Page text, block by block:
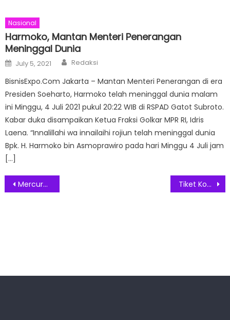
Nasional
Harmoko, Mantan Menteri Penerangan
Meninggal Dunia
Posted
on
July 5, 2021 Author
Redaksi
BisnisExpo.Com Jakarta – Mantan Menteri Penerangan di era
Presiden Soeharto, Harmoko telah meninggal dunia malam
ini Minggu, 4 Juli 2021 pukul 20:22 WIB di RSPAD Gatot Subroto.
Kabar duka disampaikan Ketua Fraksi Golkar MPR RI, Idris
Laena. “Innalillahi wa innailaihi rojiun telah meninggal dunia
Bpk. H. Harmoko bin Asmoprawiro pada hari Minggu 4 Juli jam
[…]
Post
Mercure Serpong Alam Sutera Siapkan Keseruan Liburan Harpitnas Tiket Konser Coldplay Jakarta Sudah Mulai Dijual, Berikut Harganya